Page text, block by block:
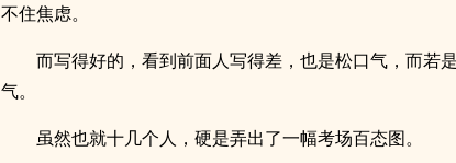
不住焦虑。
而写得好的，看到前面人写得差，也是松口气，而若
气。
虽然也就十几个人，硬是弄出了一幅考场百态图。